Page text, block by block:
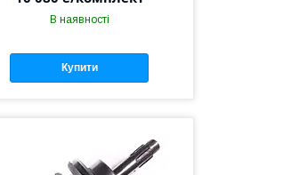
В наявності
Купити